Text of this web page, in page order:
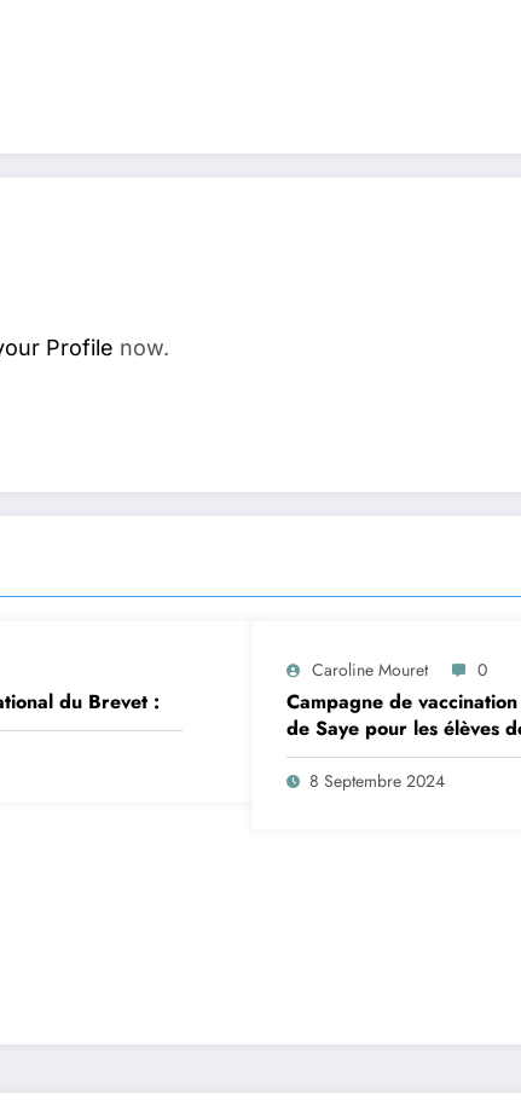
Profile now.
du Brevet :
Caroline Mouret 0
Campagne de
de Saye pour les élèves
inscription en ligne avant
septembre 2024
8 Septembre 2024